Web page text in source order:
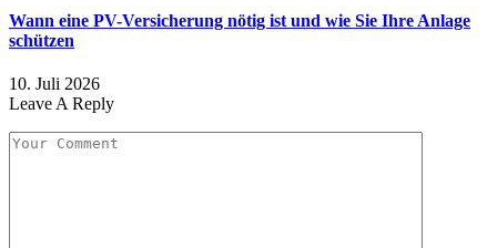
Wann eine PV-Versicherung nötig ist und wie Sie Ihre Anlage
schützen
10. Juli 2026
Leave A Reply